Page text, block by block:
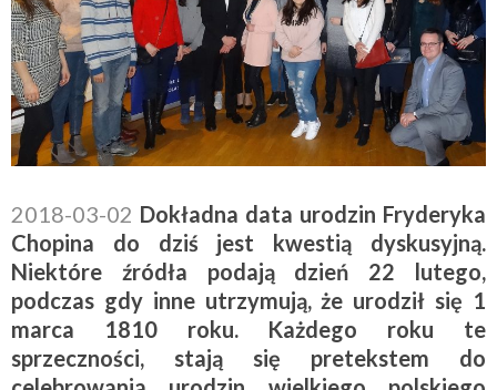
2018-03-02 Dokładna data urodzin Fryderyka
Chopina do dziś jest kwestią dyskusyjną.
Niektóre źródła podają dzień 22 lutego,
podczas gdy inne utrzymują, że urodził się 1
marca 1810 roku. Każdego roku te
sprzeczności, stają się pretekstem do